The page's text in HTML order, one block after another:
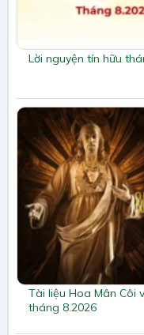
Lời nguyện tín hữu
Tài liệu Hoa Mân Côi
tháng 8.2026